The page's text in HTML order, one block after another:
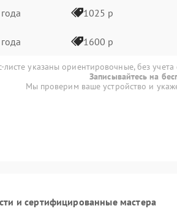
1025 р
1600 р
указаны ориентировочные, без учета
Записывайтесь на
Мы проверим ваше устройство и
и сертифицированные мастера